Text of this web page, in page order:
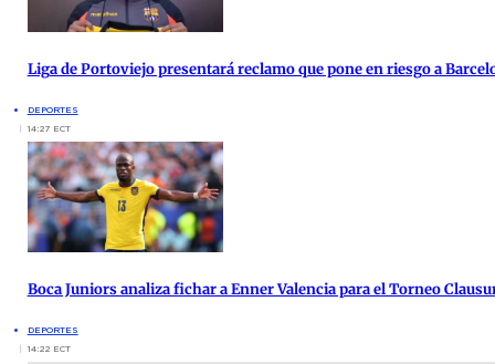
Liga de Portoviejo presentará reclamo que pone en riesgo a
DEPORTES
14:27 ECT
Boca Juniors analiza fichar a Enner Valencia para el Torneo
DEPORTES
14:22 ECT